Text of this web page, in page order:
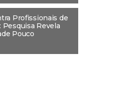
Profissionais de
Pesquisa Revela
Pouco